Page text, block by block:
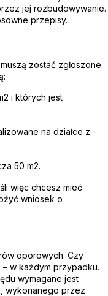
jej rozbudowywanie.
przepisy.
zostać zgłoszone.
i których jest
na działce z
50 m2.
więc chcesz mieć
wniosek o
oporowych. Czy
w każdym przypadku.
wymagane jest
wykonanego przez